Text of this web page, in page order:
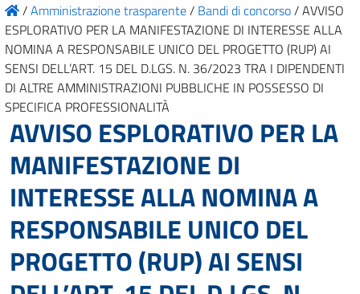
/Amministrazione trasparente/ Bandi di concorso/AVVISO
ESPLORATIVO PER LA MANIFESTAZIONE DI INTERESSE ALLA
NOMINA A RESPONSABILE UNICO DEL PROGETTO (RUP) AI
SENSI DELL’ART. 15 DEL D.LGS. N. 36/2023 TRA I DIPENDENTI
DI ALTRE AMMINISTRAZIONI PUBBLICHE IN POSSESSO DI
SPECIFICA PROFESSIONALITÀ
AVVISO ESPLORATIVO PER LA
MANIFESTAZIONE DI
INTERESSE ALLA NOMINA A
RESPONSABILE UNICO DEL
PROGETTO (RUP) AI SENSI